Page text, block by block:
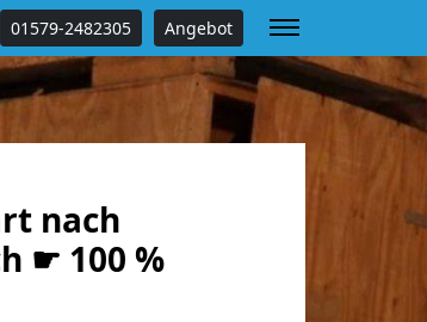
01579-2482305 Angebot
nach
☛ 100 %